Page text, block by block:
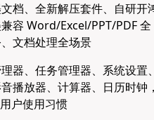
文档、全新解压套件、自研开
容 Word/Excel/PPT/PDF 全
文档处理全场景
理器、任务管理器、系统设置
播放器、计算器、日历时钟
户使用习惯